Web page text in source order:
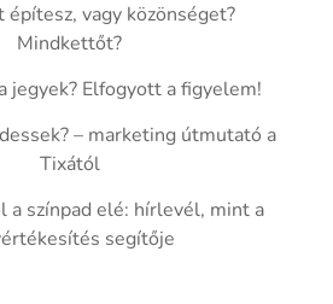
építesz, vagy közönséget?
Mindkettőt?
jegyek? Elfogyott a figyelem!
– marketing útmutató a
Tixától
a színpad elé: hírlevél, mint a
segítője